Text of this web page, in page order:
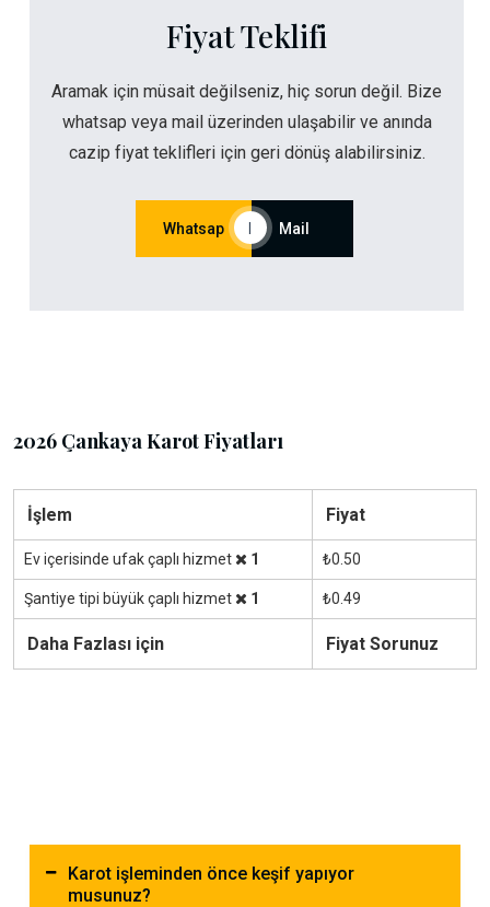
Fiyat Teklifi
Aramak için müsait değilseniz, hiç sorun değil. Bize
whatsap veya mail üzerinden ulaşabilir ve anında
cazip fiyat teklifleri için geri dönüş alabilirsiniz.
Whatsap | Mail
2026 Çankaya Karot Fiyatları
İşlem Fiyat
Ev içerisinde ufak çaplı hizmet 1 ₺0.50
Şantiye tipi büyük çaplı hizmet 1 ₺0.49
Daha Fazlası için Fiyat Sorunuz
Karot işleminden önce keşif yapıyor
musunuz?